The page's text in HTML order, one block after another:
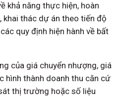
khả năng thực hiện, hoàn
khai thác dự án theo tiến độ
quy định hiện hành về bất
của giá chuyển nhượng, giá
hình thành doanh thu căn cứ
thị trường hoặc số liệu